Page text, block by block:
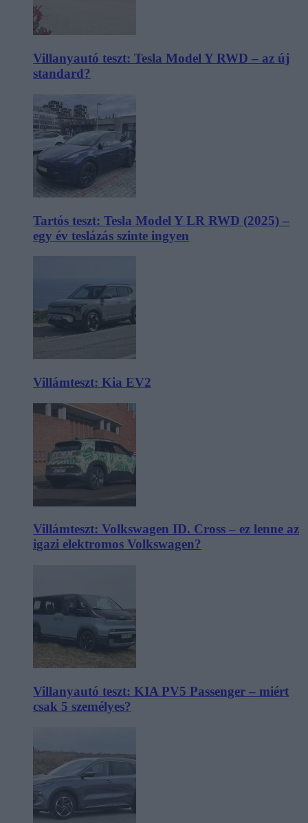
Villanyautó teszt: Tesla Model Y RWD – az új
standard?
Tartós teszt: Tesla Model Y LR RWD (2025) –
egy év teslázás szinte ingyen
Villámteszt: Kia EV2
Villámteszt: Volkswagen ID. Cross – ez lenne az
igazi elektromos Volkswagen?
Villanyautó teszt: KIA PV5 Passenger – miért
csak 5 személyes?